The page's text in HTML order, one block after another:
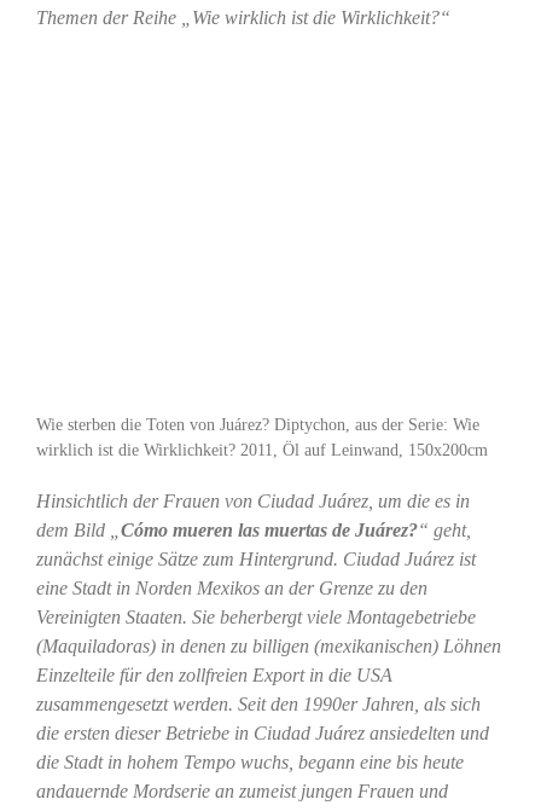
Themen der Reihe „Wie wirklich ist die Wirklichkeit?“
Wie sterben die Toten von Juárez? Diptychon, aus der Serie: Wie
wirklich ist die Wirklichkeit? 2011, Öl auf Leinwand, 150x200cm
Hinsichtlich der Frauen von Ciudad Juárez, um die es in
dem Bild „Cómo mueren las muertas de Juárez?“ geht,
zunächst einige Sätze zum Hintergrund. Ciudad Juárez ist
eine Stadt in Norden Mexikos an der Grenze zu den
Vereinigten Staaten. Sie beherbergt viele Montagebetriebe
(Maquiladoras) in denen zu billigen (mexikanischen) Löhnen
Einzelteile für den zollfreien Export in die USA
zusammengesetzt werden. Seit den 1990er Jahren, als sich
die ersten dieser Betriebe in Ciudad Juárez ansiedelten und
die Stadt in hohem Tempo wuchs, begann eine bis heute
andauernde Mordserie an zumeist jungen Frauen und